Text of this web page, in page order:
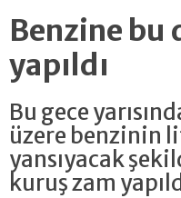
Benzine bu
yapıldı
Bu gece
üzere benzinin
yansıyacak
kuruş zam